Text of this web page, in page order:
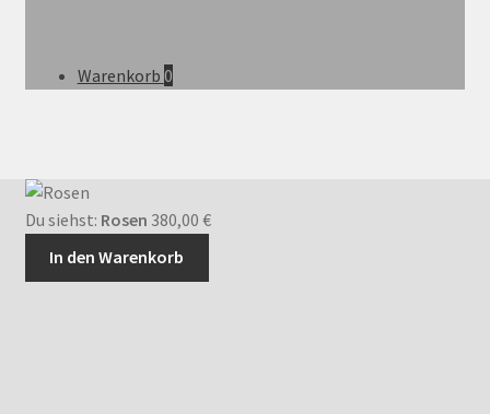
Warenkorb 0
Du siehst: Rosen 380,00 €
In den Warenkorb